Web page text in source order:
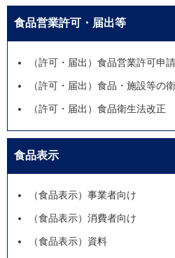
食品営業許可・届出等
（許可・届出）食品営業許可申
（許可・届出）食品・施設等の
（許可・届出）食品衛生法改正
食品表示
（食品表示）事業者向け
（食品表示）消費者向け
（食品表示）資料